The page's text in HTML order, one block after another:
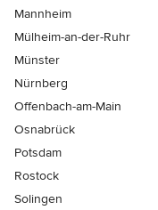
Mannheim
Mülheim-an-der-Ruhr
Münster
Nürnberg
Offenbach-am-Main
Osnabrück
Potsdam
Rostock
Solingen